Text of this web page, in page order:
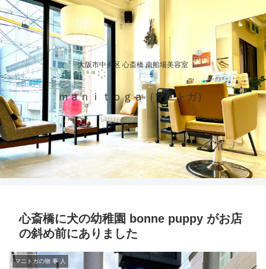
大阪市中央区 心斎橋 南船場美容室
ｍａｎｉｔｏｇａ（マニトガ）
心斎橋に犬の幼稚園 bonne puppy がお店
の斜め前にありました
マニトガの物 事 人